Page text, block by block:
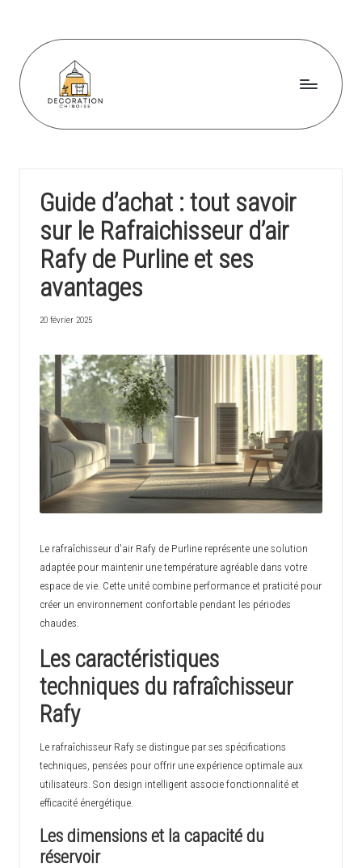
content
D
o
r
a
ti
o
n
c
h
i
n
o
i
s
e
Guide d’achat : tout savoir
sur le Rafraichisseur d’air
Rafy de Purline et ses
avantages
20 février 2025
Le rafraîchisseur d'air Rafy de Purline représente une solution
adaptée pour maintenir une température agréable dans votre
espace de vie. Cette unité combine performance et praticité pour
créer un environnement confortable pendant les périodes
chaudes.
Les caractéristiques
techniques du rafraîchisseur
Rafy
Le rafraîchisseur Rafy se distingue par ses spécifications
techniques, pensées pour offrir une expérience optimale aux
utilisateurs. Son design intelligent associe fonctionnalité et
efficacité énergétique.
Les dimensions et la capacité du
réservoir